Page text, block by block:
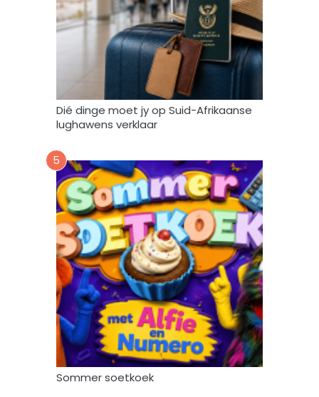
g
e
k
*
Dié dinge moet jy op Suid-Afrikaanse
lughawens verklaar
5
Sommer soetkoek